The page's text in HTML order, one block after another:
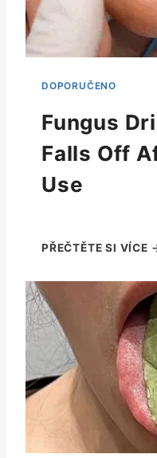
Fungus
Falls Off
Use